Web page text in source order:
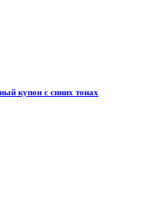
купон с синих тонах